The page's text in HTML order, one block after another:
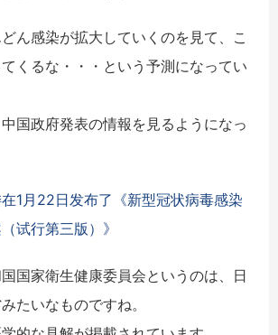
ん感染が拡大していくのを見て、こ
くるな・・・という予測になってい
国政府発表の情報を見るようになっ
1月22日发布了《新型冠状病毒感染
试行第三版）》
国家衛生健康委員会というのは、日
たいなものですね。